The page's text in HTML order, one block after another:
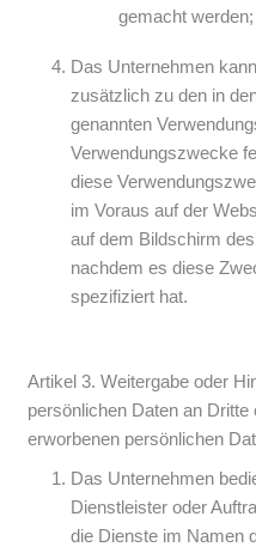
gemacht
Das Unternehmen
zusätzlich zu den in
genannten
Verwendungszwecke
diese
im Voraus auf der
auf dem Bildschirm
nachdem es diese
spezifiziert hat.
Artikel 3. Weitergabe oder
persönlichen Daten an
erworbenen persönlichen
Das Unternehmen
Dienstleister oder
die Dienste im Namen